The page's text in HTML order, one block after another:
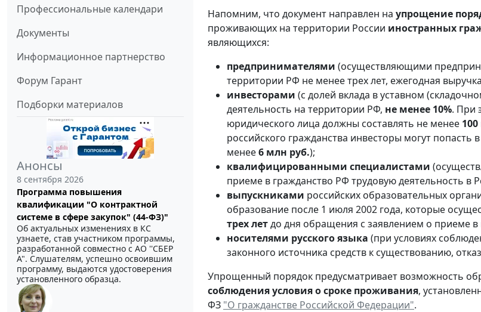
Профессиональные календари
Документы
Информационное партнерство
Форум Гарант
Подборки материалов
Анонсы
8 сентября 2026
Программа повышения
квалификации "О контрактной
системе в сфере закупок" (44-ФЗ)"
Об актуальных изменениях в КС
узнаете, став участником программы,
разработанной совместно с АО ''СБЕР
А". Слушателям, успешно освоившим
программу, выдаются удостоверения
установленного образца.
Напомним, что документ направлен на упрощение
проживающих на территории России иностранных
являющихся:
предпринимателями (осуществляющими
территории РФ не менее трех лет, ежегодная
инвесторами (с долей вклада в уставном
деятельность на территории РФ, не менее 10%. При
юридического лица должны составлять не менее
российского гражданства инвесторы могут
менее6 млн руб.);
квалифицированными специалистами
приеме в гражданство РФ трудовую деятельность в
выпускниками российских образовательных
образование после 1 июля 2002 года, которые
трех летдо дня обращения с заявлением о приеме в
носителями русского языка (при условиях
законного источника средств к существованию,
Упрощенный порядок предусматривает возможность
соблюдения условия о сроке проживания,
ФЗ "О гражданстве Российской Федерации".